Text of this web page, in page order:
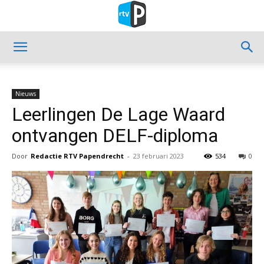
Nieuws
Leerlingen De Lage Waard
ontvangen DELF-diploma
Door Redactie RTV Papendrecht - 23 februari 2023 0
534